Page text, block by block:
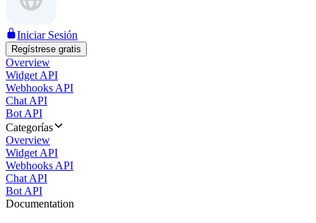
Iniciar Sesión
Regístrese gratis
Overview
Widget API
Webhooks API
Chat API
Bot API
Categorías
Overview
Widget API
Webhooks API
Chat API
Bot API
Documentation